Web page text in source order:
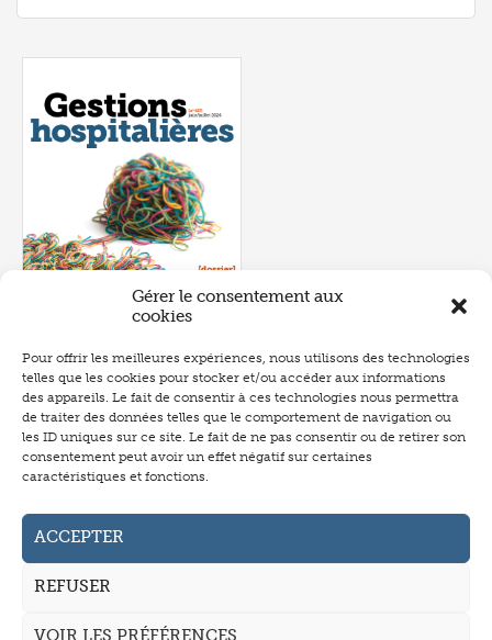
Gérer le consentement aux
cookies
Pour offrir les meilleures expériences, nous utilisons des technologies
telles que les cookies pour stocker et/ou accéder aux informations
des appareils. Le fait de consentir à ces technologies nous permettra
de traiter des données telles que le comportement de navigation ou
les ID uniques sur ce site. Le fait de ne pas consentir ou de retirer son
consentement peut avoir un effet négatif sur certaines
caractéristiques et fonctions.
ACCEPTER
REFUSER
VOIR LES PRÉFÉRENCES
Numéro 657- juin 2026
Annonceurs
Auteurs